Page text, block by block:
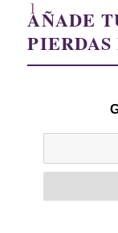
AÑADE
PIERDAS